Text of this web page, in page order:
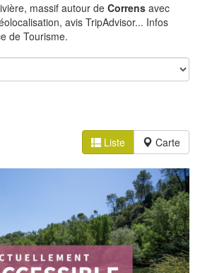
massif autour de Correns avec
avis TripAdvisor... Infos
de Tourisme.
Liste Carte